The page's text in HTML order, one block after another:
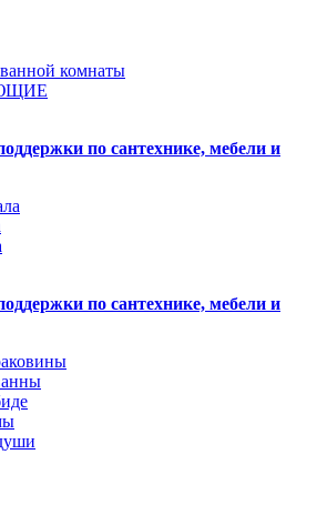
комнаты
по сантехнике, мебели и
по сантехнике, мебели и